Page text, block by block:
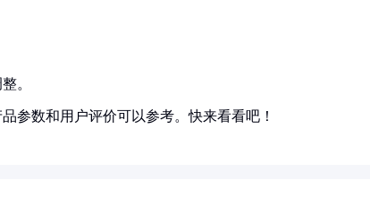
。
参数和用户评价可以参考。快来看看吧！